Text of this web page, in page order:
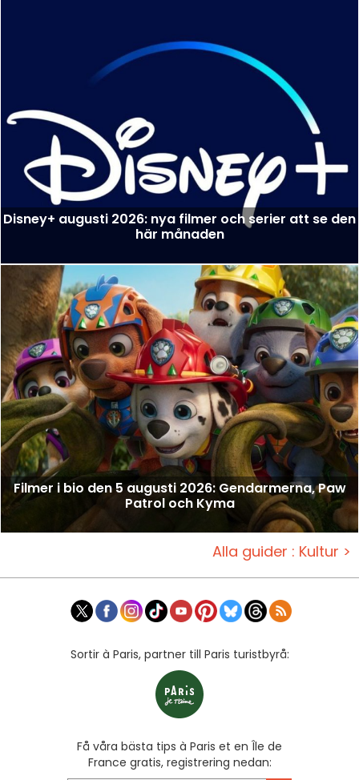
Disney+ augusti 2026: nya filmer och serier att se den
här månaden
Filmer i bio den 5 augusti 2026: Gendarmerna, Paw
Patrol och Kyma
Alla guider : Kultur >
Sortir à Paris, partner till Paris turistbyrå:
Få våra bästa tips à Paris et en Île de
France gratis, registrering nedan: